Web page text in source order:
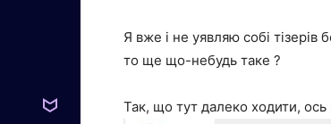
Я вже і не уявляю собі тізерів
то ще що-небудь таке ?
Так, що тут далеко ходити, ось